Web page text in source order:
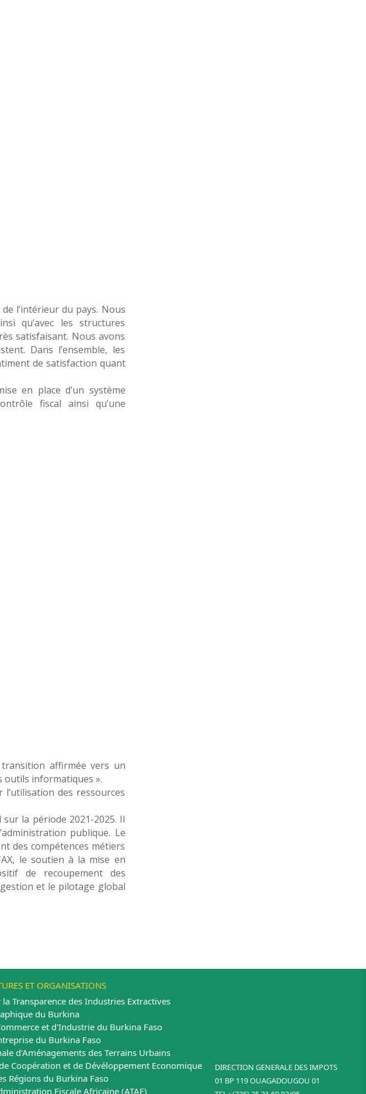
l’intérieur du pays. Nous
qu’avec les structures
satisfaisant. Nous avons
Dans l’ensemble, les
de satisfaction quant
en place d’un système
fiscal ainsi qu’une
transition affirmée vers un
outils informatiques ».
des ressources
sur la période 2021-2025. Il
publique. Le
des compétences métiers
le soutien à la mise en
de recoupement des
et le pilotage global
ET ORGANISATIONS
Transparence des Industries Extractives
du Burkina
et d'Industrie du Burkina Faso
du Burkina Faso
d'Aménagements des Terrains Urbains
Coopération et de Dévéloppement Economique
Régions du Burkina Faso
Fiscale Africaine (ATAF)
DIRECTION GENERALE DES IMPOTS
01 BP 119 OUAGADOUGOU 01